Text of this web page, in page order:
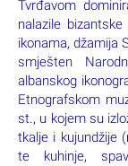
Tvrđavom
nalazile
ikonama, džamija
smješten
albanskog
Etnografskom
st., u kojem su
tkalje i kujundžije
te kuhinje,